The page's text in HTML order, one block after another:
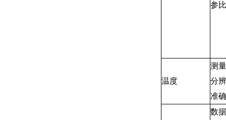
参
温度
测
分
准
数